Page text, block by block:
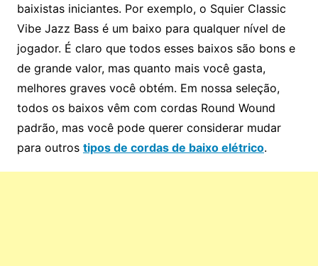
baixistas iniciantes. Por exemplo, o Squier Classic
Vibe Jazz Bass é um baixo para qualquer nível de
jogador. É claro que todos esses baixos são bons e
de grande valor, mas quanto mais você gasta,
melhores graves você obtém. Em nossa seleção,
todos os baixos vêm com cordas Round Wound
padrão, mas você pode querer considerar mudar
para outros tipos de cordas de baixo elétrico.